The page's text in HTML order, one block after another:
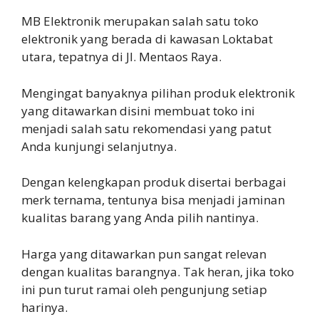
MB Elektronik merupakan salah satu toko
elektronik yang berada di kawasan Loktabat
utara, tepatnya di Jl. Mentaos Raya.
Mengingat banyaknya pilihan produk elektronik
yang ditawarkan disini membuat toko ini
menjadi salah satu rekomendasi yang patut
Anda kunjungi selanjutnya.
Dengan kelengkapan produk disertai berbagai
merk ternama, tentunya bisa menjadi jaminan
kualitas barang yang Anda pilih nantinya.
Harga yang ditawarkan pun sangat relevan
dengan kualitas barangnya. Tak heran, jika toko
ini pun turut ramai oleh pengunjung setiap
harinya.